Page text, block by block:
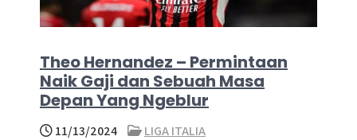
Theo Hernandez – Permintaan
Naik Gaji dan Sebuah Masa
Depan Yang Ngeblur
11/13/2024
LIGA ITALIA